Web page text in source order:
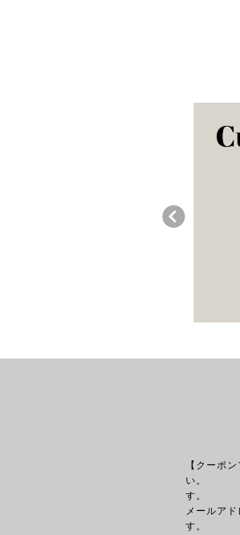
【クーポ
い。
メールア
す